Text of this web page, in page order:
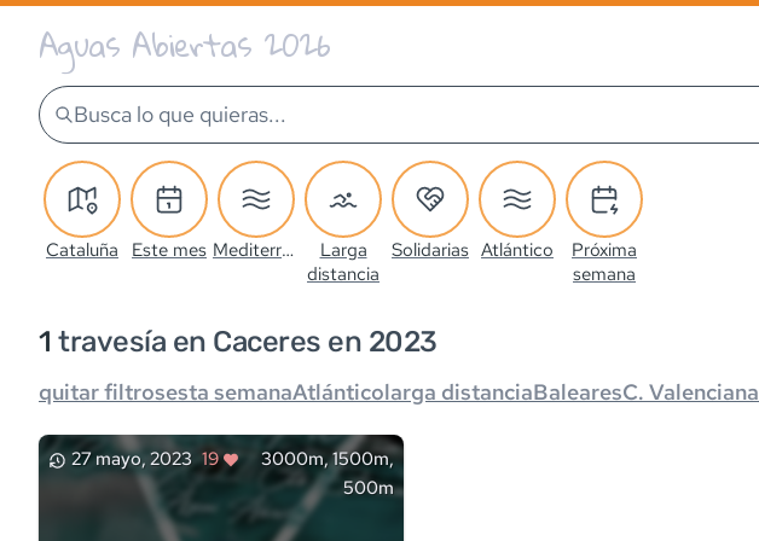
Aguas Abiertas 2026
Busca lo que quieras...
Cataluña Este mes Mediterráneo
Larga
distancia
Solidarias Atlántico
Próxima
semana
1 travesía en Caceres en 2023
quitar filtrosesta semanaAtlánticolarga distanciaBalearesC. Valenciana
27 mayo, 2023 19
3000m, 1500m,
500m